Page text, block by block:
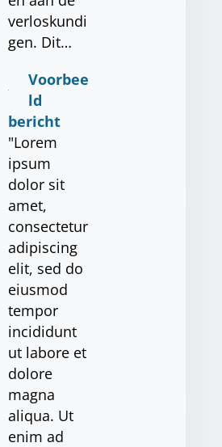
verloskundi
gen. Dit…
Voorbee
ld
bericht
"Lorem
ipsum
dolor sit
amet,
consectetur
adipiscing
elit, sed do
eiusmod
tempor
incididunt
ut labore et
dolore
magna
aliqua. Ut
enim ad